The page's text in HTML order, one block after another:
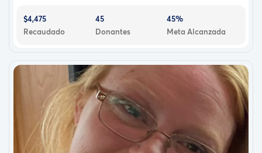
$4,475
Recaudado
45
Donantes
45%
Meta Alcanzada